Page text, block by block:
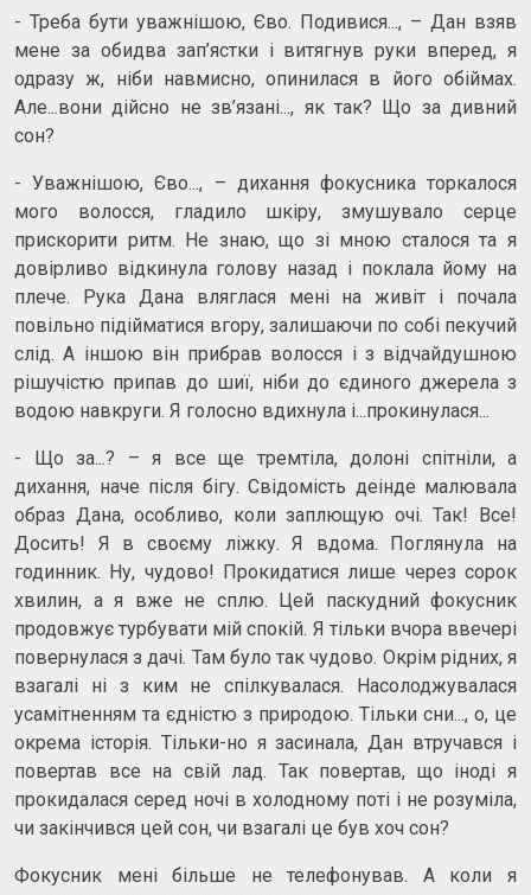
- Треба бути уважнішою, Єво. Подивися..., – Дан взяв
мене за обидва зап’ястки і витягнув руки вперед, я
одразу ж, ніби навмисно, опинилася в його обіймах.
Але...вони дійсно не зв’язані..., як так? Що за дивний
сон?
- Уважнішою, Єво..., – дихання фокусника торкалося
мого волосся, гладило шкіру, змушувало серце
прискорити ритм. Не знаю, що зі мною сталося та я
довірливо відкинула голову назад і поклала йому на
плече. Рука Дана вляглася мені на живіт і почала
повільно підійматися вгору, залишаючи по собі пекучий
слід. А іншою він прибрав волосся і з відчайдушною
рішучістю припав до шиї, ніби до єдиного джерела з
водою навкруги. Я голосно вдихнула і...прокинулася...
- Що за...? – я все ще тремтіла, долоні спітніли, а
дихання, наче після бігу. Свідомість деінде малювала
образ Дана, особливо, коли заплющую очі. Так! Все!
Досить! Я в своєму ліжку. Я вдома. Поглянула на
годинник. Ну, чудово! Прокидатися лише через сорок
хвилин, а я вже не сплю. Цей паскудний фокусник
продовжує турбувати мій спокій. Я тільки вчора ввечері
повернулася з дачі. Там було так чудово. Окрім рідних, я
взагалі ні з ким не спілкувалася. Насолоджувалася
усамітненням та єдністю з природою. Тільки сни..., о, це
окрема історія. Тільки-но я засинала, Дан втручався і
повертав все на свій лад. Так повертав, що іноді я
прокидалася серед ночі в холодному поті і не розуміла,
чи закінчився цей сон, чи взагалі це був хоч сон?
Фокусник мені більше не телефонував. А коли я